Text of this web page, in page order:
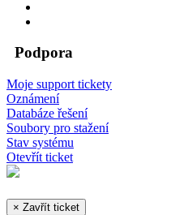
Podpora
Moje support tickety
Oznámení
Databáze řešení
Soubory pro stažení
Stav systému
Otevřít ticket
× Zavřít ticket